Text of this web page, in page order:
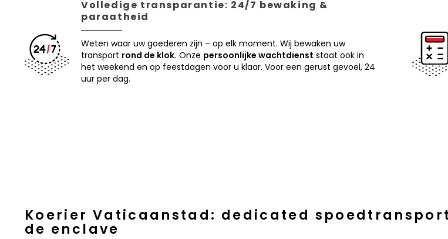
Volledige transparantie: 24/7 bewaking &
paraatheid
Weten waar uw goederen zijn – op elk moment. Wij bewaken uw
transport rond de klok. Onze persoonlijke wachtdienst staat ook in
het weekend en op feestdagen voor u klaar. Voor een gerust gevoel, 24
uur per dag.
Koerier Vaticaanstad: dedicated
de enclave